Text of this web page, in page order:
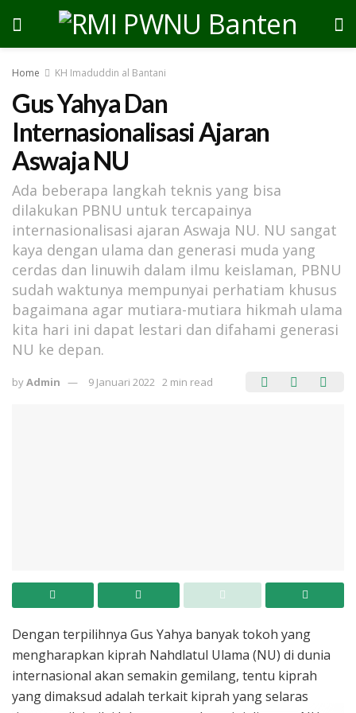
Home KH Imaduddin al Bantani
Gus Yahya Dan
Internasionalisasi Ajaran
Aswaja NU
Ada beberapa langkah teknis yang bisa
dilakukan PBNU untuk tercapainya
internasionalisasi ajaran Aswaja NU. NU sangat
kaya dengan ulama dan generasi muda yang
cerdas dan linuwih dalam ilmu keislaman, PBNU
sudah waktunya mempunyai perhatiam khusus
bagaimana agar mutiara-mutiara hikmah ulama
kita hari ini dapat lestari dan difahami generasi
NU ke depan.
byAdmin 9 Januari 2022 2 min read
Dengan terpilihnya Gus Yahya banyak tokoh yang
mengharapkan kiprah Nahdlatul Ulama (NU) di dunia
internasional akan semakin gemilang, tentu kiprah
yang dimaksud adalah terkait kiprah yang selaras